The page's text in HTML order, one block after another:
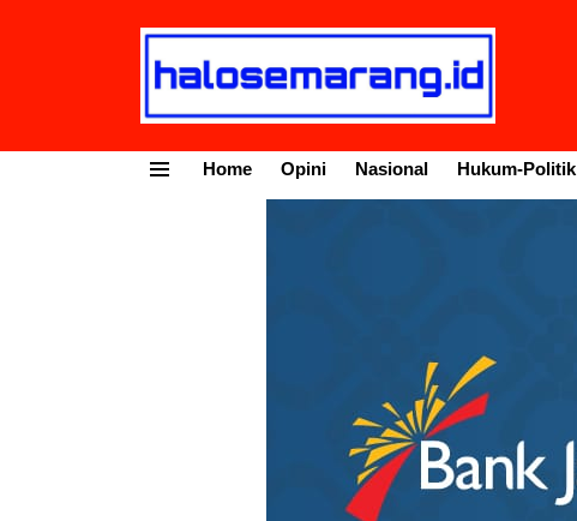
Home Opini Nasional Hukum-Politik